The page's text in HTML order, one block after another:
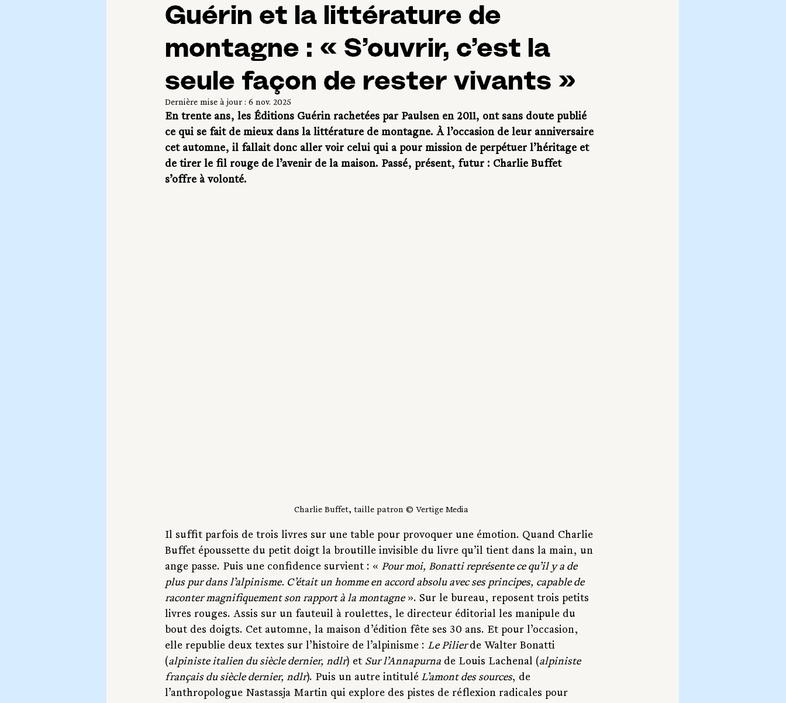
Guérin et la littérature de
montagne : « S’ouvrir, c’est la
seule façon de rester vivants »
Dernière mise à jour : 6 nov. 2025
En trente ans, les Éditions Guérin rachetées par Paulsen en 2011, ont sans doute publié
ce qui se fait de mieux dans la littérature de montagne. À l’occasion de leur anniversaire
cet automne, il fallait donc aller voir celui qui a pour mission de perpétuer l’héritage et
de tirer le fil rouge de l’avenir de la maison. Passé, présent, futur : Charlie Buffet
s’offre à volonté.
Charlie Buffet, taille patron © Vertige Media
Il suffit parfois de trois livres sur une table pour provoquer une émotion. Quand Charlie
Buffet époussette du petit doigt la broutille invisible du livre qu’il tient dans la main, un
ange passe. Puis une confidence survient : « Pour moi, Bonatti représente ce qu’il y a de
plus pur dans l’alpinisme. C’était un homme en accord absolu avec ses principes, capable de
raconter magnifiquement son rapport à la montagne ». Sur le bureau, reposent trois petits
livres rouges. Assis sur un fauteuil à roulettes, le directeur éditorial les manipule du
bout des doigts. Cet automne, la maison d’édition fête ses 30 ans. Et pour l’occasion,
elle republie deux textes sur l’histoire de l’alpinisme : Le Pilier de Walter Bonatti
(alpiniste italien du siècle dernier, ndlr) et Sur l’Annapurna de Louis Lachenal (alpiniste
français du siècle dernier, ndlr). Puis un autre intitulé L’amont des sources, de
l’anthropologue Nastassja Martin qui explore des pistes de réflexion radicales pour